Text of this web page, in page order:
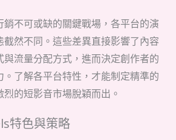
不可或缺的關鍵戰場，各平台的演
然不同。這些差異直接影響了內容
與流量分配方式，進而決定創作者的
。了解各平台特性，才能制定精準的
的短影音市場脫穎而出。
特色與策略